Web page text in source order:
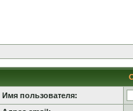
Имя пользователя: